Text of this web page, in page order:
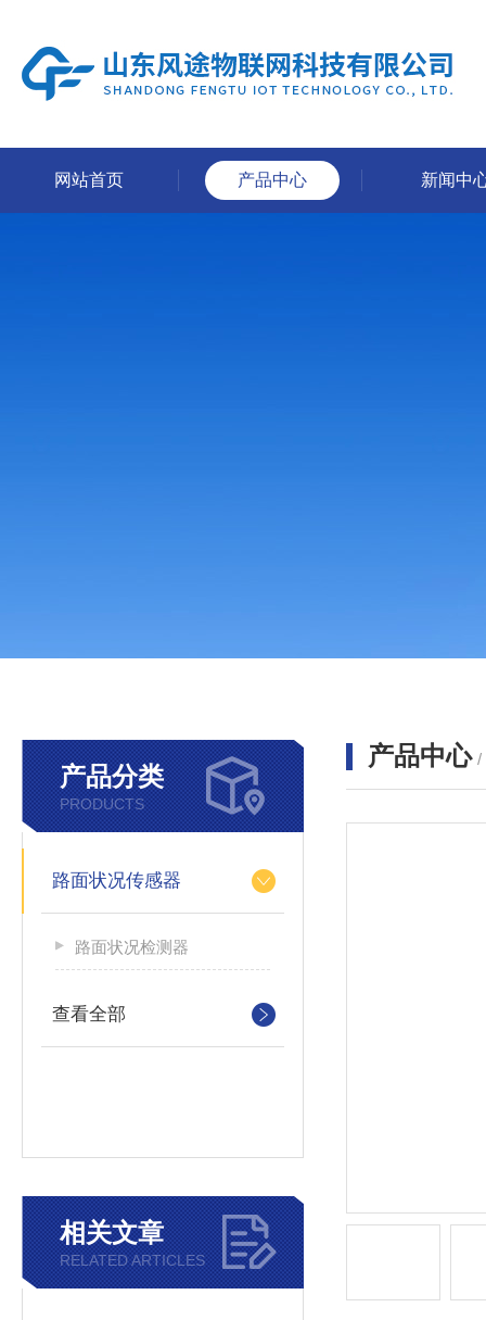
网站首页 产品中心 新闻中
产品分类
PRODUCTS
路面状况传感器
路面状况检测器
查看全部
相关文章
RELATED ARTICLES
产品中心 /